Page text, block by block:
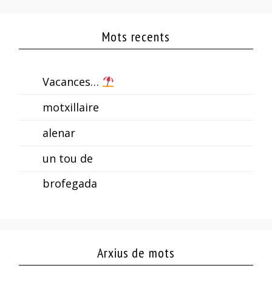
Mots recents
Vacances…
motxillaire
alenar
un tou de
brofegada
Arxius de mots